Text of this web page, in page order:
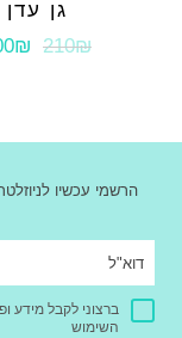
גן עדן
210₪
הרשמי עכשיו
ברצוני לקבל מידע
השימוש